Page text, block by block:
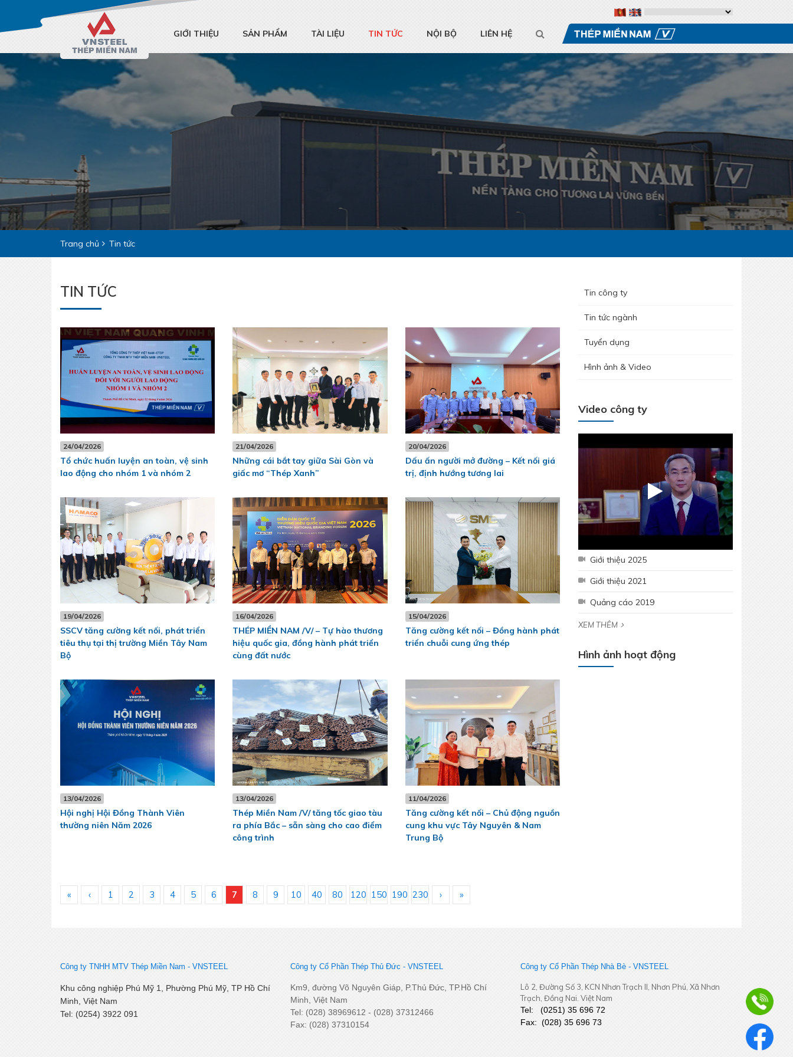
GIỚI THIỆU SẢN PHẨM TÀI LIỆU TIN TỨC NỘI BỘ LIÊN HỆ
Trang chủ Tin tức
TIN TỨC
24/04/2026
Tổ chức huấn luyện an toàn, vệ sinh
lao động cho nhóm 1 và nhóm 2
21/04/2026
Những cái bắt tay giữa Sài Gòn và
giấc mơ “Thép Xanh”
20/04/2026
Dấu ấn người mở đường – Kết nối giá
trị, định hướng tương lai
19/04/2026
SSCV tăng cường kết nối, phát triển
tiêu thụ tại thị trường Miền Tây Nam
Bộ
16/04/2026
THÉP MIỀN NAM /V/ – Tự hào thương
hiệu quốc gia, đồng hành phát triển
cùng đất nước
15/04/2026
Tăng cường kết nối – Đồng hành phát
triển chuỗi cung ứng thép
13/04/2026
Hội nghị Hội Đồng Thành Viên
thường niên Năm 2026
13/04/2026
Thép Miền Nam /V/ tăng tốc giao tàu
ra phía Bắc – sẵn sàng cho cao điểm
công trình
11/04/2026
Tăng cường kết nối – Chủ động nguồn
cung khu vực Tây Nguyên & Nam
Trung Bộ
« ‹ 1 2 3 4 5 6 7 8 9 10 40 80 120 150 190 230 › »
Tin công ty
Tin tức ngành
Tuyển dụng
Hình ảnh & Video
Video công ty
Giới thiệu 2025
Giới thiệu 2021
Quảng cáo 2019
XEM THÊM
Hình ảnh hoạt động
Công ty TNHH MTV Thép Miền Nam - VNSTEEL
Khu công nghiệp Phú Mỹ 1, Phường Phú Mỹ, TP Hồ Chí
Minh, Việt Nam
Tel: (0254) 3922 091
Công ty Cổ Phần Thép Thủ Đức - VNSTEEL
Km9, đường Võ Nguyên Giáp, P.Thủ Đức, TP.Hồ Chí
Minh, Việt Nam
Tel: (028) 38969612 - (028) 37312466
Fax: (028) 37310154
Công ty Cổ Phần Thép Nhà Bè - VNSTEEL
Lô 2, Đường Số 3, KCN Nhơn Trạch II, Nhơn Phú, Xã Nhơn
Trạch, Đồng Nai. Việt Nam
Tel: (0251) 35 696 72
Fax: (028) 35 696 73